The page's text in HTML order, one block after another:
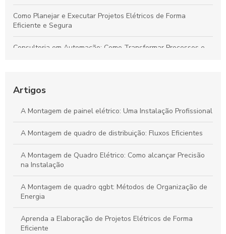
Como Planejar e Executar Projetos Elétricos de Forma
Eficiente e Segura
Consultoria em Automação: Como Transformar Processos e
na Sua Indústria
Transforme Seu Negócio e Maximize a Eficiência com
Consultoria em Automação
Guia Definitivo para Criar Projetos Elétricos Sustentáveis e de
Alta Eficiência
Artigos
A Montagem de painel elétrico: Uma Instalação Profissional
A Montagem de quadro de distribuição: Fluxos Eficientes
A Montagem de Quadro Elétrico: Como alcançar Precisão
na Instalação
A Montagem de quadro qgbt: Métodos de Organização de
Energia
Aprenda a Elaboração de Projetos Elétricos de Forma
Eficiente